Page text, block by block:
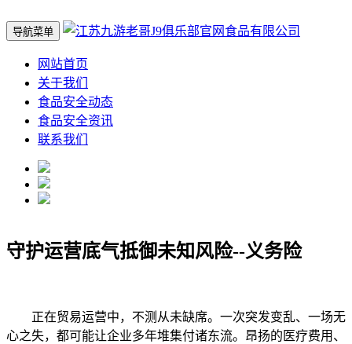
导航菜单
网站首页
关于我们
食品安全动态
食品安全资讯
联系我们
守护运营底气抵御未知风险--义务险
正在贸易运营中，不测从未缺席。一次突发变乱、一场无
心之失，都可能让企业多年堆集付诸东流。昂扬的医疗费用、